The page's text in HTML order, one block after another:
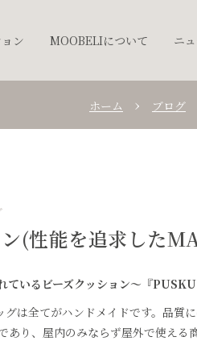
ン
ェア
クト
MOOBELIについて ニ
ホーム ブログ
ン(性能を追求した
ているビーズクッション〜『
グは全てがハンドメイドです。品
あり、屋内のみならず屋外で使え